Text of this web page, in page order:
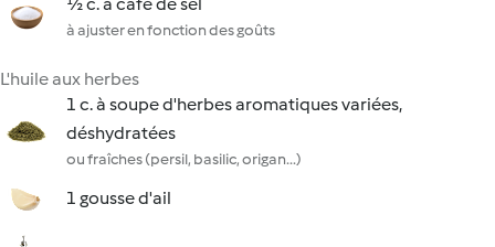
à ajuster en fonction des goûts
L'huile aux herbes
1 c. à soupe d'herbes aromatiques variées,
déshydratées
ou fraîches (persil, basilic, origan...)
1 gousse d'ail